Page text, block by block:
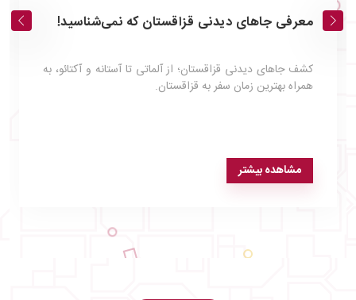
معرفی جاهای دیدنی قزاقستان که نمی‌شناسید!
کشف جاهای دیدنی قزاقستان؛ از آلماتی تا آستانه و آکتائو، به
همراه بهترین زمان سفر به قزاقستان.
مشاهده بیشتر